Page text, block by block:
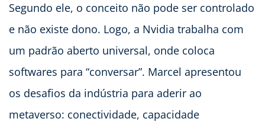
Segundo ele, o conceito não pode ser controlado
e não existe dono. Logo, a Nvidia trabalha com
um padrão aberto universal, onde coloca
softwares para “conversar”. Marcel apresentou
os desafios da indústria para aderir ao
metaverso: conectividade, capacidade